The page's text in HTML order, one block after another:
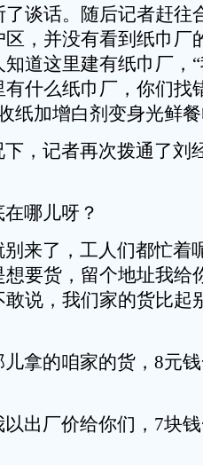
谈话。随后记者赶往
，并没有看到纸巾厂
道这里建有纸巾厂，
什么纸巾厂，你们找
纸加增白剂变身光鲜
，记者再次拨通了刘
哪儿呀？
来了，工人们都忙着
要货，留个地址我给
说，我们家的货比起
拿的咱家的货，8元
出厂价给你们，7块